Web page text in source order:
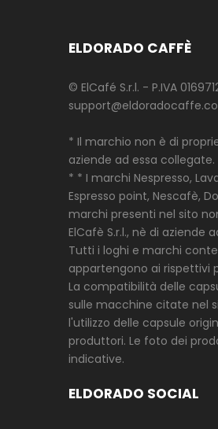
ELDORADO CAFFÈ
© ElCafé S.r.l. - P.IVA
* Il marchio non è di
aziende ad essa collegate.
* * I marchi Nespresso,
Espresso point, Nescafè,
marchi presenti nel sito
ElCafè S.r.l., nè di aziende
Tutti i loghi e marchi
appartengono ai rispettivi
La compatibilità delle
sulle macchine citate nel
l'utilizzo delle capsule
produttori. Le foto dei
indicative.
ELDORADO SOCIAL